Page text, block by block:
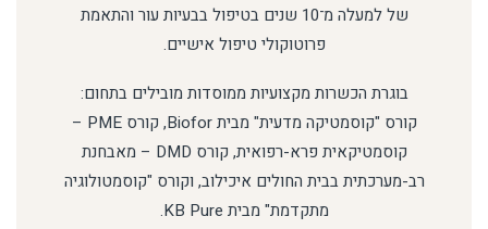
של למעלה מ־10 שנים בטיפול בבעיות עור והתאמת
פרוטוקולי טיפול אישיים.
בוגרת הכשרות מקצועיות ממוסדות מובילים בתחום:
קורס "קוסמטיקה מדעית" מבית Biofor, קורס PME –
קוסמטיקאית פרא-רפואית, קורס DMD – מאבחנת
רב-מערכתית בבית החולים איכילוב, וקורס "קוסמטולוגיה
מתקדמת" מבית KB Pure.